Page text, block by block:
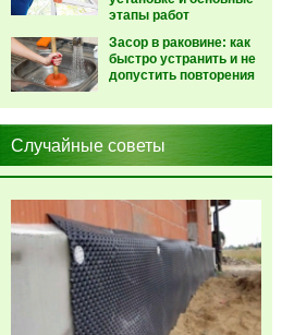
этапы работ
Засор в раковине: как
быстро устранить и не
допустить повторения
Случайные советы